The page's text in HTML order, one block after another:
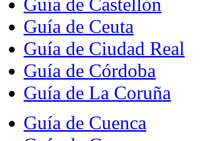
Guía de Ceuta
Guía de Ciudad Real
Guía de Córdoba
Guía de La Coruña
Guía de Cuenca